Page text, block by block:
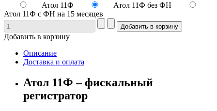
Атол 11Ф
Атол 11Ф без ФН
Атол 11Ф с ФН на 15 месяцев
Добавить в корзину
Описание
Доставка и оплата
Атол 11Ф – фискальный
регистратор